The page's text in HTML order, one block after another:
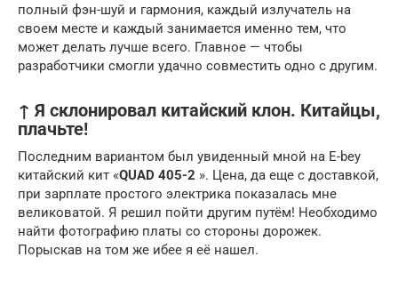
полный фэн-шуй и гармония, каждый излучатель на
своем месте и каждый занимается именно тем, что
может делать лучше всего. Главное — чтобы
разработчики смогли удачно совместить одно с другим.
↑ Я склонировал китайский клон. Китайцы,
плачьте!
Последним вариантом был увиденный мной на E-bey
китайский кит «QUAD 405-2 ». Цена, да еще с доставкой,
при зарплате простого электрика показалась мне
великоватой. Я решил пойти другим путём! Необходимо
найти фотографию платы со стороны дорожек.
Порыскав на том же ибее я её нашел.